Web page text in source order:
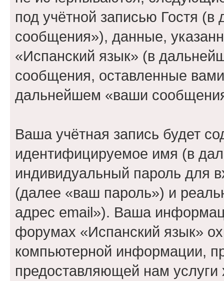
под учётной записью Гостя
сообщения»), данные,
«Испанский язык» (в
сообщения, оставленные
дальнейшем «ваши
Ваша учётная запись будет
идентифицируемое имя (в
индивидуальный пароль для
(далее «ваш пароль») и
адрес email»). Ваша
форумах «Испанский язык»
компьютерной информации,
предоставляющей нам